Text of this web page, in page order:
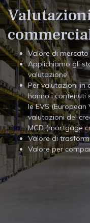
Valore di
Applichiamo gli
valutazione
Per valutazioni in
hanno i contenuti
le EVS
valutazioni del
MCD (mortgage
Valore di
Valore per